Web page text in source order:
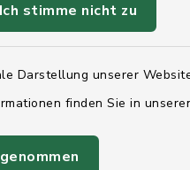
Ich stimme nicht zu
Darstellung unserer
finden Sie in
Quicklinks
Ihre
Landesregierung
Kreis Rendsburg-